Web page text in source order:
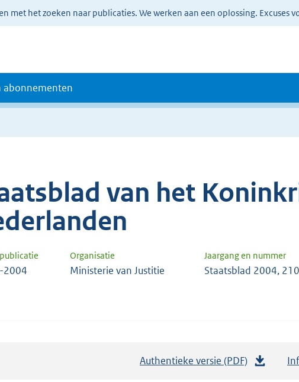
met het zoeken naar publicaties. We werken aan een oplossing. Excuses
abonnementen
van het
Organisatie Jaargang en nummer
2004 Ministerie van Justitie Staatsblad 2004, 210
Authentieke versie (PDF)